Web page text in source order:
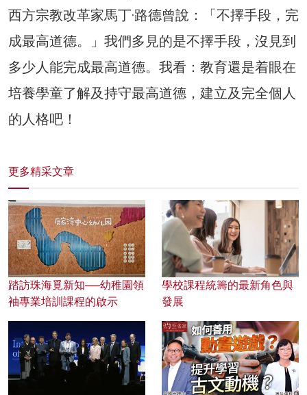
西方宗教改革家馬丁·路德曾說：「不擇手段，完
成最高道德。」我們多見的是不擇手段，沒見到
多少人能完成最高道德。我看：教育還是着眼在
培養學童了解及持守最高道德，建立及完全個人
的人格吧！
更多精采文章
踏訪珠海覓新知──幼稚園領
袖專業培訓課程的啟示
學校課程統籌的最新角色與
發展